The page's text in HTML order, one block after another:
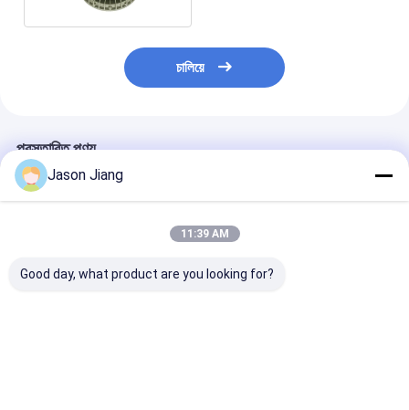
চালিয়ে
প্রস্তাবিত পণ্য
Jason Jiang
11:39 AM
Good day, what product are you looking for?